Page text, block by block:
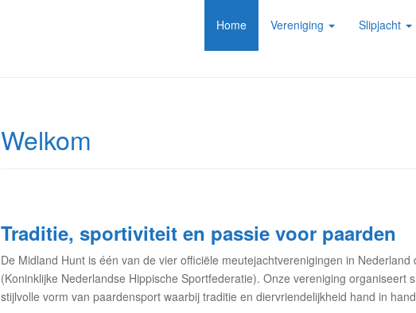
Home Vereniging Slipjacht
Welkom
Traditie, sportiviteit en passie voor paarden
De Midland Hunt is één van de vier officiële meutejachtverenigingen in
(Koninklijke Nederlandse Hippische Sportfederatie). Onze vereniging organiseert
stijlvolle vorm van paardensport waarbij traditie en diervriendelijkheid hand in